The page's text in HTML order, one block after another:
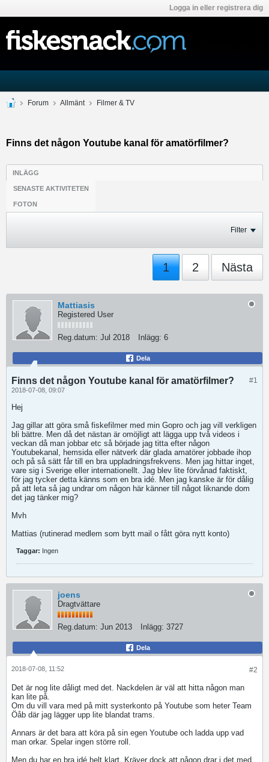
Logga in eller registrera dig
Forum Allmänt Filmer & TV
Finns det någon Youtube kanal för amatörfilmer?
INLÄGG
SENASTE AKTIVITETEN
FOTON
Filter
1 2 Nästa
Mattiasis
Registered User
Reg.datum: Jul 2018 Inlägg: 6
Dela
#1
Finns det någon Youtube kanal för amatörfilmer?
2018-07-08, 09:07
Hej
Jag gillar att göra små fiskefilmer med min Gopro och jag vill verkligen
bli bättre. Men då det nästan är omöjligt att lägga upp två videos i
veckan då man jobbar etc så började jag titta efter någon
Youtubekanal, hemsida eller nätverk där glada amatörer jobbade ihop
och på så sätt får till en bra uppladningsfrekvens. Men jag hittar inget,
vare sig i Sverige eller internationellt. Jag blev lite förvånad faktiskt,
för jag tycker detta känns som en bra idé. Men jag kanske är för dålig
på att leta så jag undrar om någon här känner till något liknande dom
det jag tänker mig?
Mvh
Mattias (rutinerad medlem som bytt mail o fått göra nytt konto)
Taggar: Ingen
joens
Dragtvättare
Reg.datum: Jun 2013 Inlägg: 3727
Dela
#2
2018-07-08, 11:52
Det är nog lite dåligt med det. Nackdelen är väl att hitta någon man
kan lite på.
Om du vill vara med på mitt systerkonto på Youtube som heter Team
Öåb där jag lägger upp lite blandat trams.
Annars är det bara att köra på sin egen Youtube och ladda upp vad
man orkar. Spelar ingen större roll.
Men du har en bra idé helt klart. Kräver dock att någon drar i det med